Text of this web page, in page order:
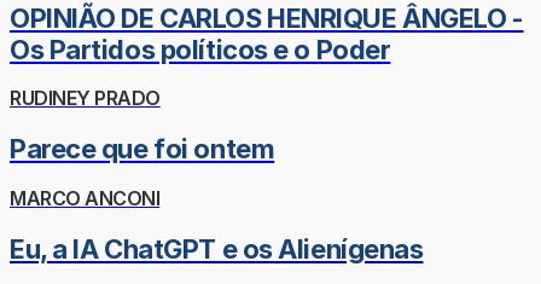
OPINIÃO DE CARLOS HENRIQUE ÂNGELO -
Os Partidos políticos e o Poder
RUDINEY PRADO
Parece que foi ontem
MARCO ANCONI
Eu, a IA ChatGPT e os Alienígenas